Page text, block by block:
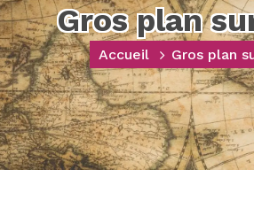
Gros plan
Accueil Gros plan